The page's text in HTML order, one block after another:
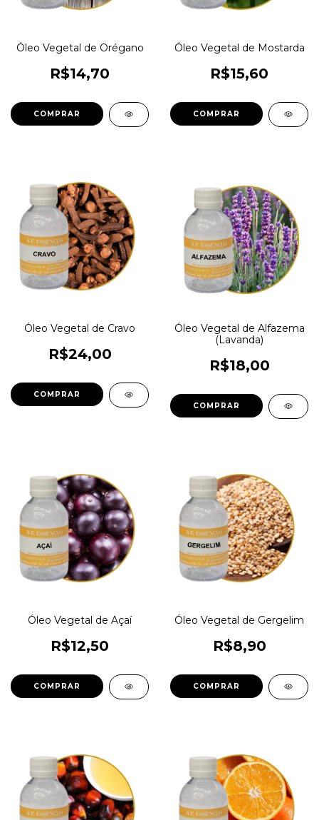
Óleo Vegetal de Orégano
R$14,70
COMPRAR
Óleo Vegetal de Mostarda
R$15,60
COMPRAR
Óleo Vegetal de Cravo
R$24,00
COMPRAR
Óleo Vegetal de Alfazema
(Lavanda)
R$18,00
COMPRAR
Óleo Vegetal de Açaí
R$12,50
COMPRAR
Óleo Vegetal de Gergelim
R$8,90
COMPRAR